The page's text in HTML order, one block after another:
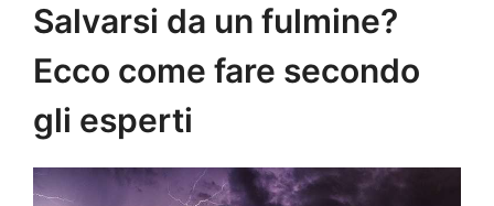
Salvarsi da un fulmine?
Ecco come fare secondo
gli esperti